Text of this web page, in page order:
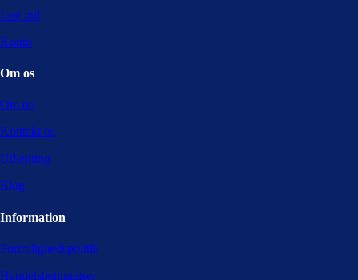
Log ind
Konto
Om os
Om os
Kontakt os
Udlejning
Blog
Information
Fortrolighedspolitik
Handelsbetingelser